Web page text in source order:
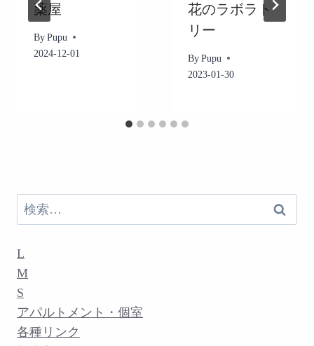
薬屋
ByPupu
2024-12-01
花のラボラト
リー
ByPupu
2023-01-30
検
索:
L
M
S
アパルトメント・個室
各種リンク